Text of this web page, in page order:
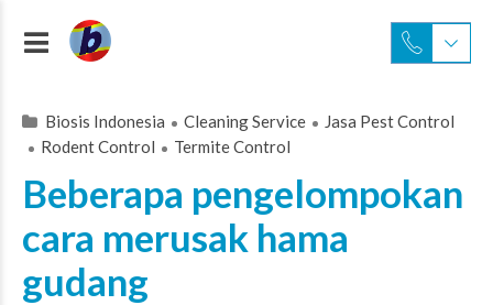
Biosis Indonesia Cleaning Service
Jasa Pest Control
Rodent Control
Termite Control
Beberapa pengelompokan
cara merusak hama
gudang